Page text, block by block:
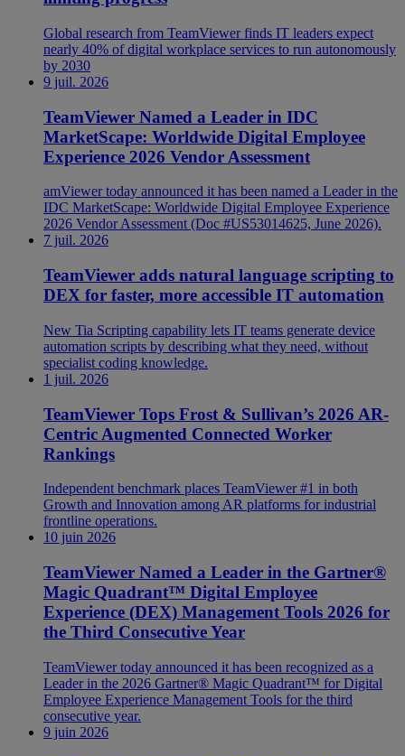
Global research from TeamViewer finds IT leaders expect
nearly 40% of digital workplace services to run autonomously
by 2030
9 juil. 2026
TeamViewer Named a Leader in IDC
MarketScape: Worldwide Digital Employee
Experience 2026 Vendor Assessment
amViewer today announced it has been named a Leader in the
IDC MarketScape: Worldwide Digital Employee Experience
2026 Vendor Assessment (Doc #US53014625, June 2026).
7 juil. 2026
TeamViewer adds natural language scripting to
DEX for faster, more accessible IT automation
New Tia Scripting capability lets IT teams generate device
automation scripts by describing what they need, without
specialist coding knowledge.
1 juil. 2026
TeamViewer Tops Frost & Sullivan’s 2026 AR-
Centric Augmented Connected Worker
Rankings
Independent benchmark places TeamViewer #1 in both
Growth and Innovation among AR platforms for industrial
frontline operations.
10 juin 2026
TeamViewer Named a Leader in the Gartner®
Magic Quadrant™ Digital Employee
Experience (DEX) Management Tools 2026 for
the Third Consecutive Year
TeamViewer today announced it has been recognized as a
Leader in the 2026 Gartner® Magic Quadrant™ for Digital
Employee Experience Management Tools for the third
consecutive year.
9 juin 2026